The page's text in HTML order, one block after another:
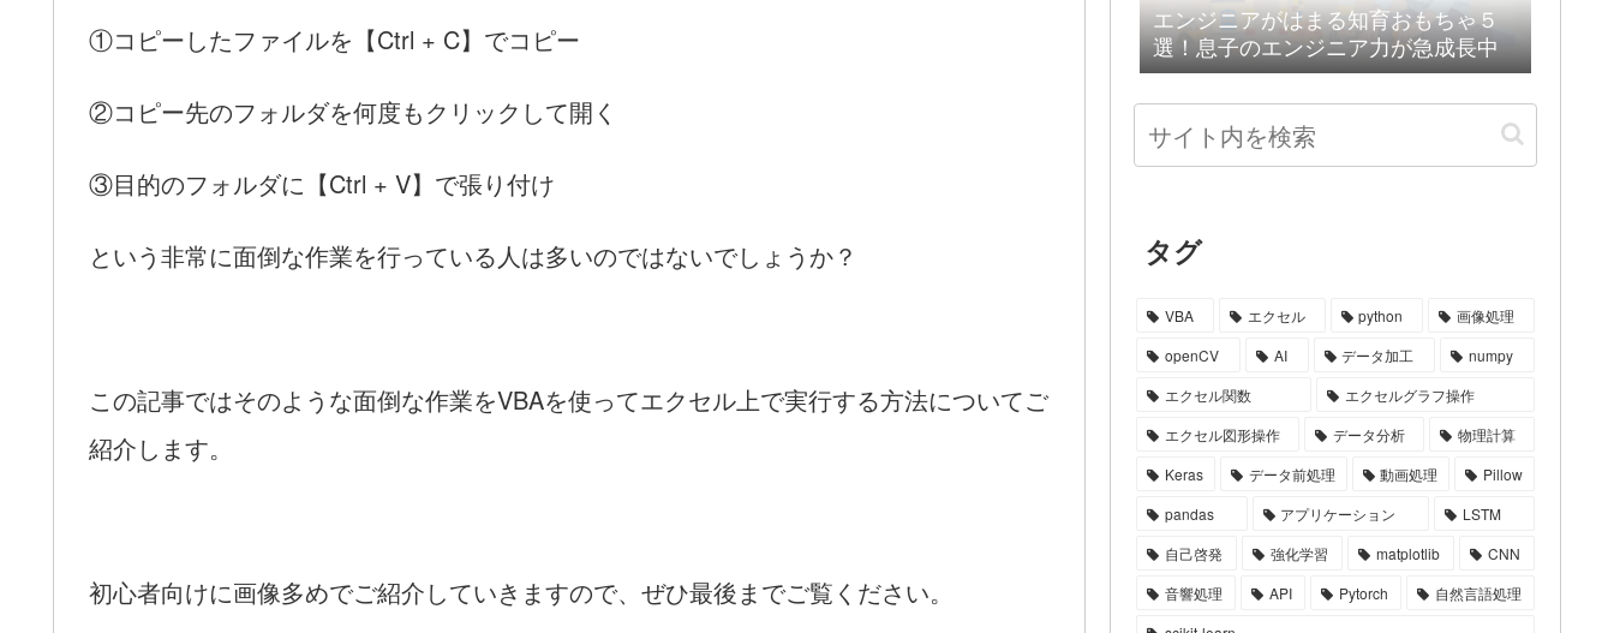
①コピーしたファイルを【Ctrl + C】でコピー
②コピー先のフォルダを何度もクリックして開く
③目的のフォルダに【Ctrl + V】で張り付け
という非常に面倒な作業を行っている人は多いのではないでしょうか？
この記事ではそのような面倒な作業をVBAを使ってエクセル上で実行する方法についてご
紹介します。
初心者向けに画像多めでご紹介していきますので、ぜひ最後までご覧ください。
エンジニアがはまる知育おもちゃ５
選！息子のエンジニア力が急成長中
タグ
VBA エクセル python
画像処理
openCV
AI データ加工
numpy
エクセル関数
エクセルグラフ操作
エクセル図形操作
データ分析
物理計算
Keras
データ前処理 動画処理
Pillow
pandas
アプリケーション
LSTM
自己啓発
強化学習 matplotlib
CNN
音響処理
API Pytorch
自然言語処理